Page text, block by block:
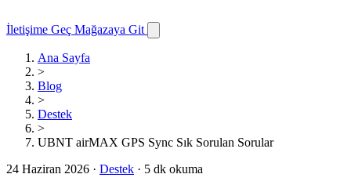
İletişime Geç Mağazaya Git
Ana Sayfa
>
Blog
>
Destek
>
UBNT airMAX GPS Sync Sık Sorulan Sorular
24 Haziran 2026 · Destek · 5 dk okuma